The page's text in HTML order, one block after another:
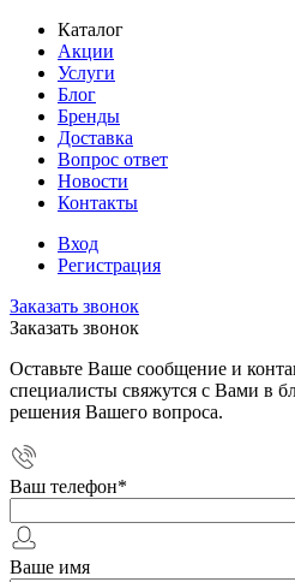
Каталог
Акции
Услуги
Блог
Бренды
Доставка
Вопрос ответ
Новости
Контакты
Вход
Регистрация
Заказать звонок
Заказать звонок
Оставьте Ваше сообщение и
специалисты свяжутся с Вами в
решения Вашего вопроса.
Ваш телефон*
Ваше имя